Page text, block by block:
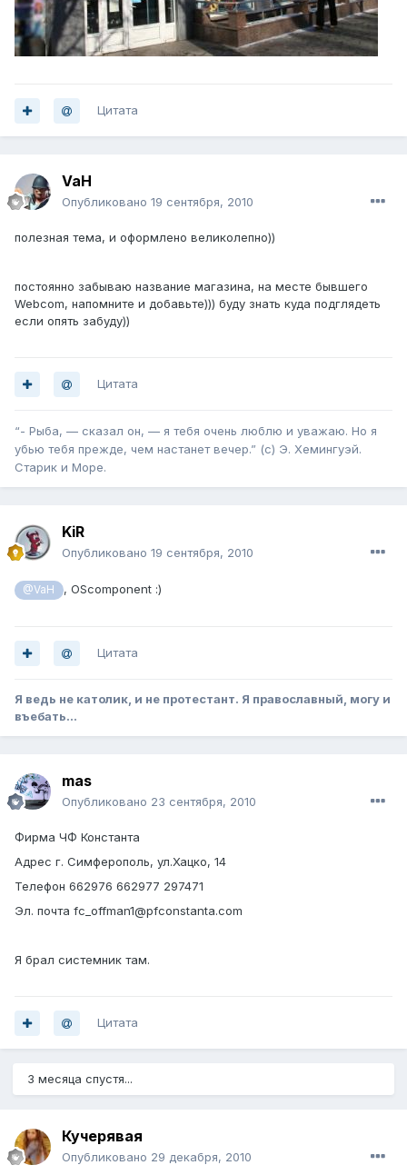
Цитата
VaH
Опубликовано 19 сентября, 2010
полезная тема, и оформлено великолепно))
постоянно забываю название магазина, на месте бывшего
Webcom, напомните и добавьте))) буду знать куда подглядеть
если опять забуду))
Цитата
“- Рыба, — сказал он, — я тебя очень люблю и уважаю. Но я
убью тебя прежде, чем настанет вечер.” (с) Э. Хемингуэй.
Старик и Море.
KiR
Опубликовано 19 сентября, 2010
@VaH , OScomponent :)
Цитата
Я ведь не католик, и не протестант. Я православный, могу и
въебать...
mas
Опубликовано 23 сентября, 2010
Фирма ЧФ Константа
Адрес г. Симферополь, ул.Хацко, 14
Телефон 662976 662977 297471
Эл. почта fc_offman1@pfconstanta.com
Я брал системник там.
Цитата
3 месяца спустя...
Кучерявая
Опубликовано 29 декабря, 2010